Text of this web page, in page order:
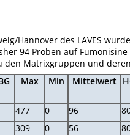
Hannover des LAVES
94 Proben auf
den Matrixgruppen und
Max Min Mittelwert
477 0 96
309 0 56